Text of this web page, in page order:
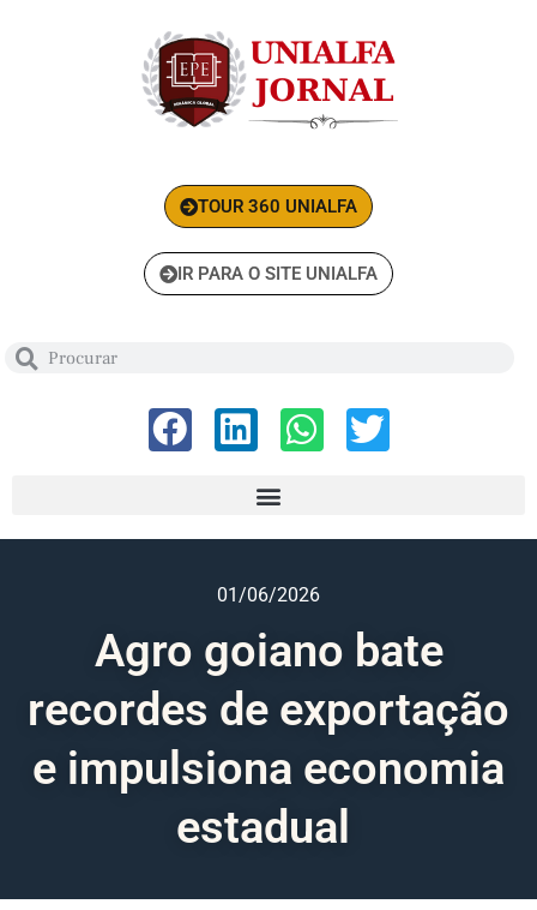
TOUR 360 UNIALFA
IR PARA O SITE UNIALFA
01/06/2026
Agro goiano bate
recordes de exportação
e impulsiona economia
estadual